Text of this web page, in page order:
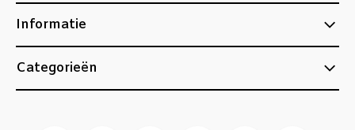
Informatie
Categorieën